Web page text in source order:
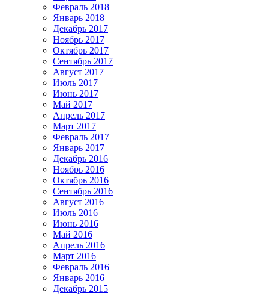
Февраль 2018
Январь 2018
Декабрь 2017
Ноябрь 2017
Октябрь 2017
Сентябрь 2017
Август 2017
Июль 2017
Июнь 2017
Май 2017
Апрель 2017
Март 2017
Февраль 2017
Январь 2017
Декабрь 2016
Ноябрь 2016
Октябрь 2016
Сентябрь 2016
Август 2016
Июль 2016
Июнь 2016
Май 2016
Апрель 2016
Март 2016
Февраль 2016
Январь 2016
Декабрь 2015